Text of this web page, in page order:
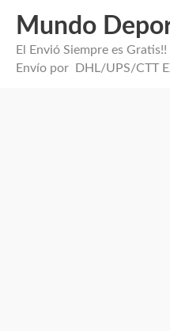
Mundo
El Envió Siempre es
Envío por DHL/UPS/CTT